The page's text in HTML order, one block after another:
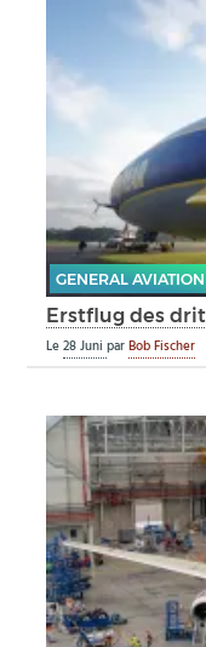
GENERAL AVIATION
Erstflug des
Le28 JuniparBob Fischer